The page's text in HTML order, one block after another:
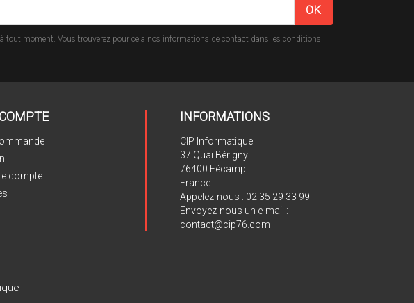
tout moment. Vous trouverez pour cela nos informations de contact dans les conditions
compte
INFORMATIONS
CIP Informatique
37 Quai Bérigny
76400 Fécamp
France
Appelez-nous : 02 35 29 33 99
Envoyez-nous un e-mail :
contact@cip76.com